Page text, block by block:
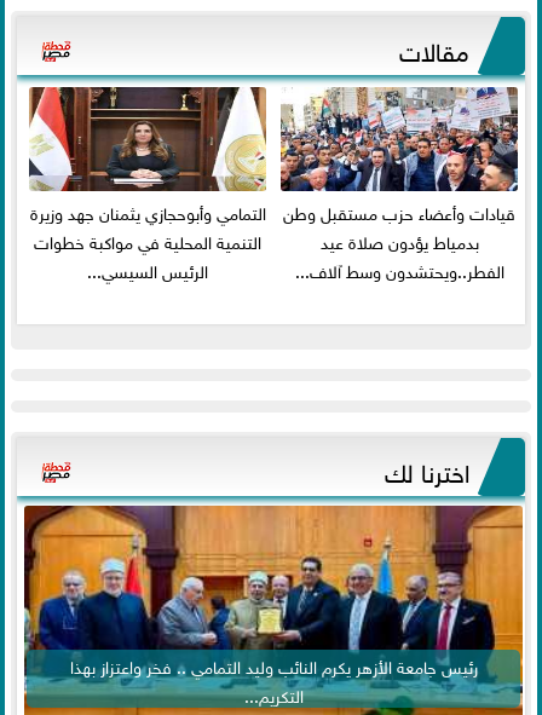
مقالات
قيادات وأعضاء حزب مستقبل وطن
بدمياط يؤدون صلاة عيد
الفطر..ويحتشدون وسط آلاف...
التمامي وأبوحجازي يثمنان جهد وزيرة
التنمية المحلية في مواكبة خطوات
الرئيس السيسي...
اخترنا لك
رئيس جامعة الأزهر يكرم النائب وليد التمامي .. فخر واعتزاز بهذا
التكريم...